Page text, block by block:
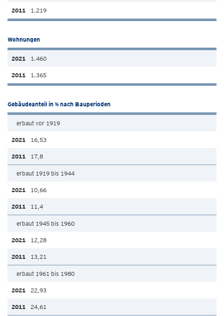
1.219
Wohnungen
1.460
1.365
Gebäudeanteil in % nach Bauperioden
erbaut vor 1919
16,53
17,8
erbaut 1919 bis 1944
10,66
11,4
erbaut 1945 bis 1960
12,28
13,21
erbaut 1961 bis 1980
22,93
24,61